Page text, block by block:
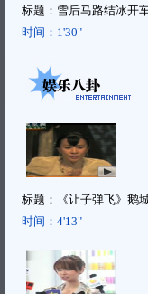
标题： 雪后马路结冰开
时间： 1'30"
标题：
《让子弹飞》鹅
时间： 4'13"